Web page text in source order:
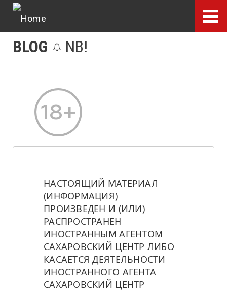
Skip
main
content
BLOG NB!
НАСТОЯЩИЙ МАТЕРИАЛ
(ИНФОРМАЦИЯ)
ПРОИЗВЕДЕН И (ИЛИ)
РАСПРОСТРАНЕН
ИНОСТРАННЫМ АГЕНТОМ
САХАРОВСКИЙ ЦЕНТР ЛИБО
КАСАЕТСЯ ДЕЯТЕЛЬНОСТИ
ИНОСТРАННОГО АГЕНТА
САХАРОВСКИЙ ЦЕНТР